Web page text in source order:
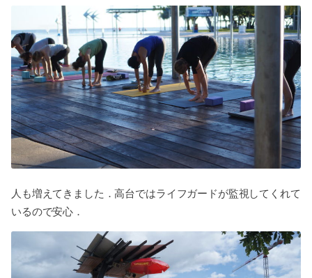
人も増えてきました．高台ではライフガードが監視してくれて
いるので安心．